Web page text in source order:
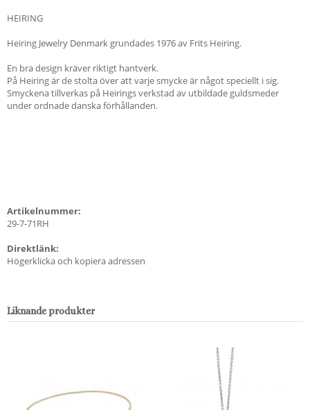
HEIRING
Heiring Jewelry Denmark grundades 1976 av Frits Heiring.
En bra design kräver riktigt hantverk.
På Heiring är de stolta över att varje smycke är något speciellt i sig.
Smyckena tillverkas på Heirings verkstad av utbildade guldsmeder
under ordnade danska förhållanden.
Artikelnummer:
29-7-71RH
Direktlänk:
Högerklicka och kopiera adressen
Liknande produkter